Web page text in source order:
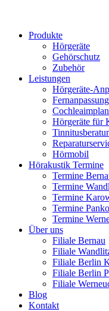
Produkte
Hörgeräte
Gehörschutz
Zubehör
Leistungen
Hörgeräte-
Fernanpassung
Hörgeräte für
Hörmobil
Hörakustik Termine
Termine
Termine
Termine
Termine
Termine
Über uns
Filiale Bernau
Filiale
Filiale Berlin
Filiale Berlin
Filiale
Blog
Kontakt